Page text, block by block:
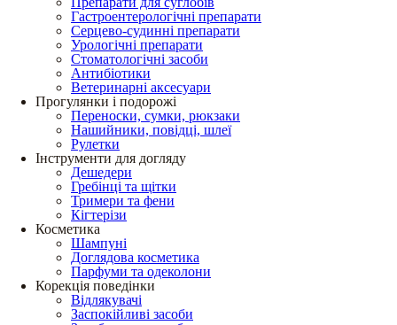
Гастроентерологічні препарати
Серцево-судинні препарати
Урологічні препарати
Стоматологічні засоби
Антибіотики
Ветеринарні аксесуари
Прогулянки і подорожі
Переноски, сумки, рюкзаки
Нашийники, повідці, шлеї
Рулетки
Інструменти для догляду
Дешедери
Гребінці та щітки
Тримери та фени
Кігтерізи
Косметика
Шампуні
Доглядова косметика
Парфуми та одеколони
Корекція поведінки
Відлякувачі
Заспокійливі засоби